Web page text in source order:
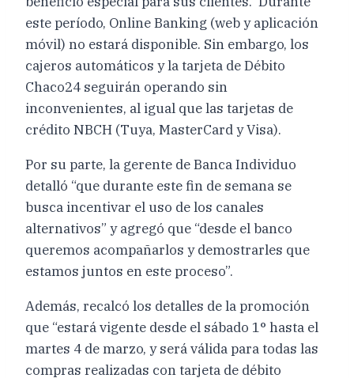
este período, Online Banking (web y aplicación
móvil) no estará disponible. Sin embargo, los
cajeros automáticos y la tarjeta de Débito
Chaco24 seguirán operando sin
inconvenientes, al igual que las tarjetas de
crédito NBCH (Tuya, MasterCard y Visa).
Por su parte, la gerente de Banca Individuo
detalló “que durante este fin de semana se
busca incentivar el uso de los canales
alternativos” y agregó que “desde el banco
queremos acompañarlos y demostrarles que
estamos juntos en este proceso”.
Además, recalcó los detalles de la promoción
que “estará vigente desde el sábado 1° hasta el
martes 4 de marzo, y será válida para todas las
compras realizadas con tarjeta de débito